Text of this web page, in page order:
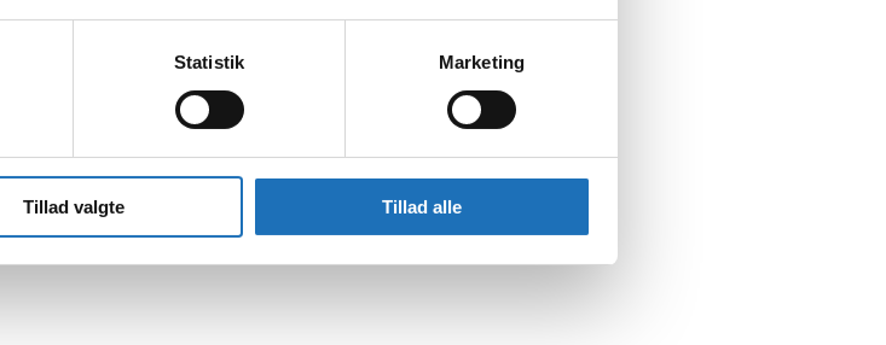
Statistik Marketing
Tillad valgte Tillad alle